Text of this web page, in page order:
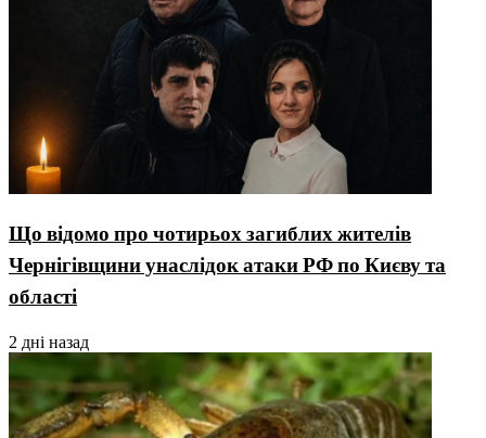
Що відомо про чотирьох загиблих жителів
Чернігівщини унаслідок атаки РФ по Києву та
області
2 дні назад